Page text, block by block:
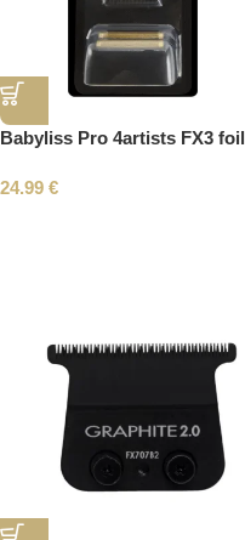
Babyliss Pro 4artists FX3 foil
24.99 €